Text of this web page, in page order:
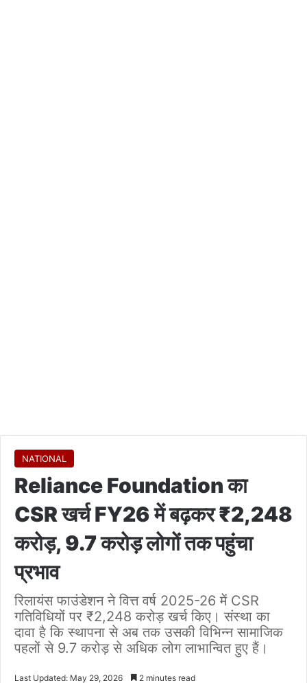
NATIONAL
Reliance Foundation का
CSR खर्च FY26 में बढ़कर ₹2,248
करोड़, 9.7 करोड़ लोगों तक पहुंचा
प्रभाव
रिलायंस फाउंडेशन ने वित्त वर्ष 2025-26 में CSR
गतिविधियों पर ₹2,248 करोड़ खर्च किए। संस्था का
दावा है कि स्थापना से अब तक उसकी विभिन्न सामाजिक
पहलों से 9.7 करोड़ से अधिक लोग लाभान्वित हुए हैं।
Last Updated: May 29, 2026 2 minutes read